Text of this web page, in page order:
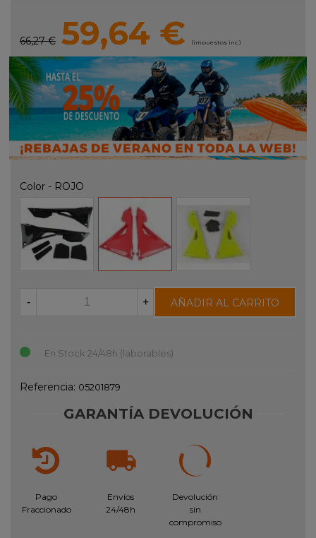
66,27 € 59,64 € (impuestos inc.)
Color - ROJO
- + AÑADIR AL CARRITO
En Stock 24/48h (laborables)
Referencia: 05201879
GARANTÍA DEVOLUCIÓN
Pago
Fraccionado
Envíos
24/48h
Devolución
sin
compromiso